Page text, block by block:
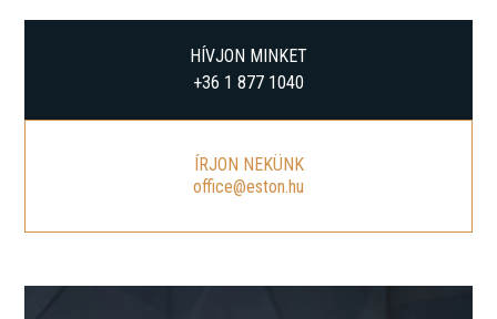
HÍVJON MINKET
+36 1 877 1040
ÍRJON NEKÜNK
office@eston.hu